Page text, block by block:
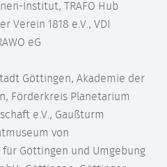
Institut, TRAFO Hub
Verein 1818 e.V., VDI
eG
Göttingen, Akademie der
Förderkreis Planetarium
e.V., Gaußturm
von
Göttingen und Umgebung